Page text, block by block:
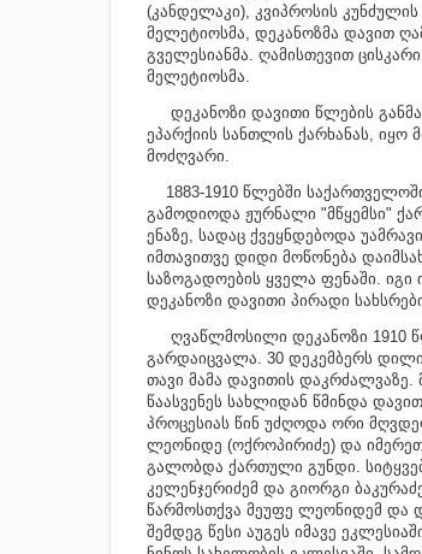
(კანდელაკი), კვიპროსის
მელეტიოსმა, დეკანოზმა დავით
გველესიანმა. ღამისთევით
მელეტიოსმა.
დეკანოზი დავითი წლების
ეპარქიის სანთლის ქარხანას,
მოძღვარი.
1883-1910 წლებში
გამოდიოდა ჟურნალი "მწყემსი"
ენაზე, სადაც ქვეყნდებოდა
იმთავითვე დიდი მოწონება
საზოგადოების ყველა ფენაში.
დეკანოზი დავითი პირადი
ღვაწლმოსილი დეკანოზი 1910
გარდაიცვალა. 30 დეკემბერს
თავი მამა დავითის
წაასვენეს სახლიდან წმინდა
პროცესიას წინ უძღოდა ორი
ლეონიდე (ოქროპირიძე) და
გალობდა ქართული გუნდი.
კელენჯერიძემ და გიორგი
წარმოსთქვა მეუფე ლეონიდემ და
შემდეგ წესი აუგეს იმავე